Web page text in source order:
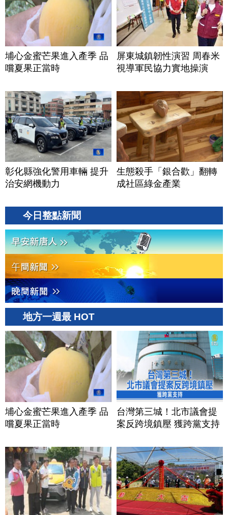
埔心金蜜芒果進入產季 品
嚐夏果正當時
屏東城鎮韌性演習 周春米
視導軍民協力實地操演
彰化縣強化警用車輛 提升
治安網機動力
生態殺手「銀合歡」翻轉
成社區綠金產業
今日整點新聞
地方一週最 HOT
埔心金蜜芒果進入產季 品
嚐夏果正當時
台灣第三城！北市議會提
案反跨境鎮壓 獲跨黨支持